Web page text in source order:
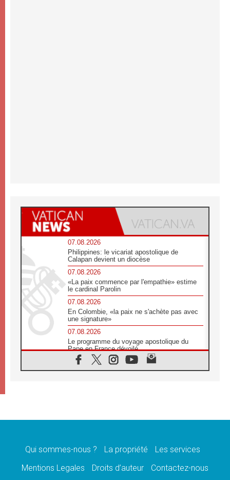
07.08.2026
Philippines: le vicariat apostolique de
Calapan devient un diocèse
07.08.2026
«La paix commence par l'empathie» estime
le cardinal Parolin
07.08.2026
En Colombie, «la paix ne s'achète pas avec
une signature»
07.08.2026
Le programme du voyage apostolique du
Pape en France dévoilé
07.08.2026
1ère Conférence continentale sur l'éducation
07.08.2026
07.08.2026
lancement des «dix jours de prière pour la
Qui sommes-nous ? La propriété
Les services
Mentions Legales
Droits d’auteur Contactez-nous